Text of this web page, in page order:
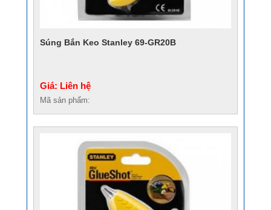
Súng Bắn Keo Stanley 69-GR20B
Giá: Liên hệ
Mã sản phẩm: